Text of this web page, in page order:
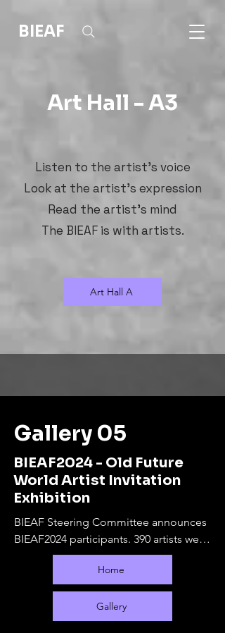
BIEAF
Art Hall - A3
Listen to the artist's voice
Look at the artist's expression
Read the artist's mind
The BIEAF is with artists.
Art Hall A
Gallery 05
BIEAF2024 - Old Future
World Artist Invitation
Exhibition
BIEAF Steering Committee announces
BIEAF2024 participants. 390 artists were
selected from 65 countries.
The online exhibition will run from
September 10, 2024 to February 28,
2025. During this period, offline
exhibitions will be held at various
Home
Gallery